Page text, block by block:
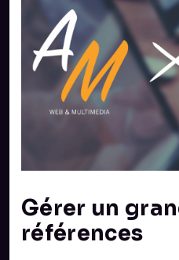
Gérer un
références